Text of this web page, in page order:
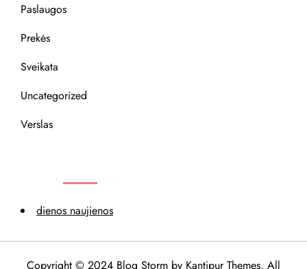
Paslaugos
Prekės
Sveikata
Uncategorized
Verslas
dienos naujienos
Copyright © 2024 Blog Storm by Kantipur Themes. All